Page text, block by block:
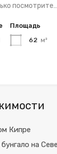
посмотрите…
Площадь
62 м²
Кипре
на